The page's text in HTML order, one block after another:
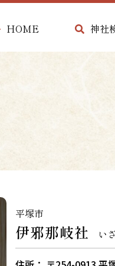
HOME 神社
平塚市
伊邪那岐社 い